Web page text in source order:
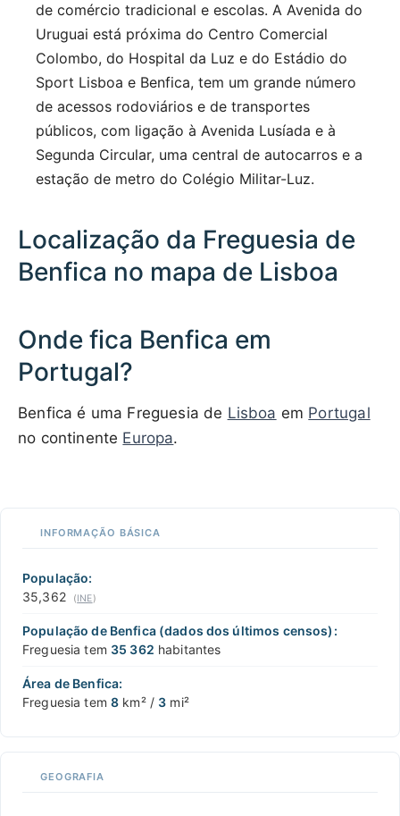
de comércio tradicional e escolas. A Avenida do
Uruguai está próxima do Centro Comercial
Colombo, do Hospital da Luz e do Estádio do
Sport Lisboa e Benfica, tem um grande número
de acessos rodoviários e de transportes
públicos, com ligação à Avenida Lusíada e à
Segunda Circular, uma central de autocarros e a
estação de metro do Colégio Militar-Luz.
Localização da Freguesia de
Benfica no mapa de Lisboa
Onde fica Benfica em
Portugal?
Benfica é uma Freguesia de Lisboa em Portugal
no continente Europa.
1 km / 3281 ft
−
INFORMAÇÃO BÁSICA
População:
35,362
(INE)
População de Benfica (dados dos últimos censos):
Freguesia tem 35 362 habitantes
Área de Benfica:
Freguesia tem 8 km² / 3 mi²
GEOGRAFIA